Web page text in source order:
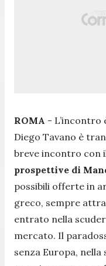
ROMA -
Diego Tavano è
breve incontro con
prospettive di
possibili offerte in
greco, sempre
entrato nella
mercato. Il
senza Europa,